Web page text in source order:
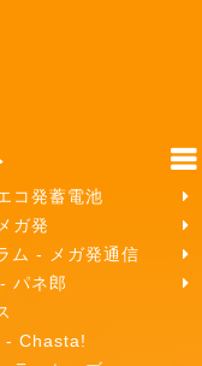
コ発蓄電池
ガ発
ム - メガ発通信
パネ郎
- Chasta!